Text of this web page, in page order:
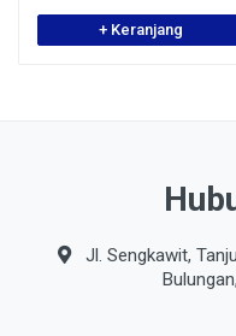
+ Keranjang
Jl. Sengkawit,